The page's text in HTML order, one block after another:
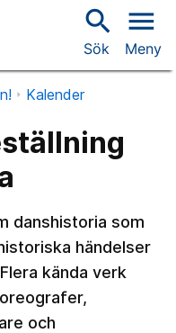
search
Sök
menu
Meny
Kalender
danshistoria som
händelser
kända verk
och